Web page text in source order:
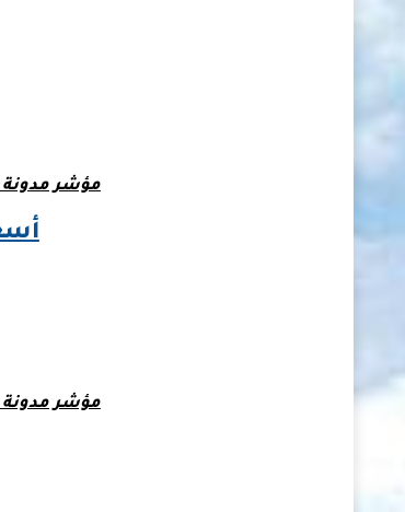
مؤشر مدونة سودانيه 23 لأسعار
مؤشر مدونة سودانيه 23 لأسعار